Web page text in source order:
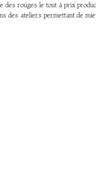
des rouges le tout à prix
des ateliers permettant de